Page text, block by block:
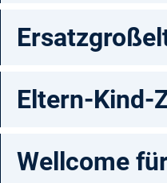
Eltern-Kind-
Wellcome